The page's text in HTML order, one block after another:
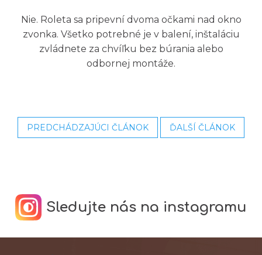
Nie. Roleta sa pripevní dvoma očkami nad okno
zvonka. Všetko potrebné je v balení, inštaláciu
zvládnete za chvíľku bez búrania alebo
odbornej montáže.
PREDCHÁDZAJÚCI ČLÁNOK ĎALŠÍ ČLÁNOK
Sledujte nás na instagramu